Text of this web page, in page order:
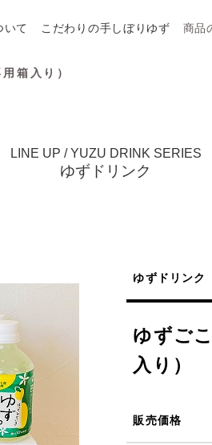
いて こだわりの手しぼりゆず 商品
箱入り）
LINE UP / YUZU DRINK SERIES
ゆずドリンク
ゆずドリンク
ゆずご
入り）
販売価格